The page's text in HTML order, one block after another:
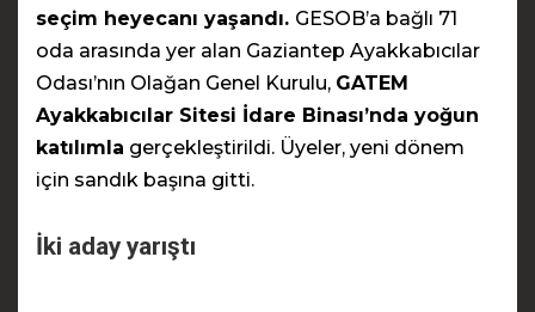
seçim heyecanı yaşandı. GESOB’a bağlı 71
oda arasında yer alan Gaziantep Ayakkabıcılar
Odası’nın Olağan Genel Kurulu, GATEM
Ayakkabıcılar Sitesi İdare Binası’nda yoğun
katılımla gerçekleştirildi. Üyeler, yeni dönem
için sandık başına gitti.
İki aday yarıştı